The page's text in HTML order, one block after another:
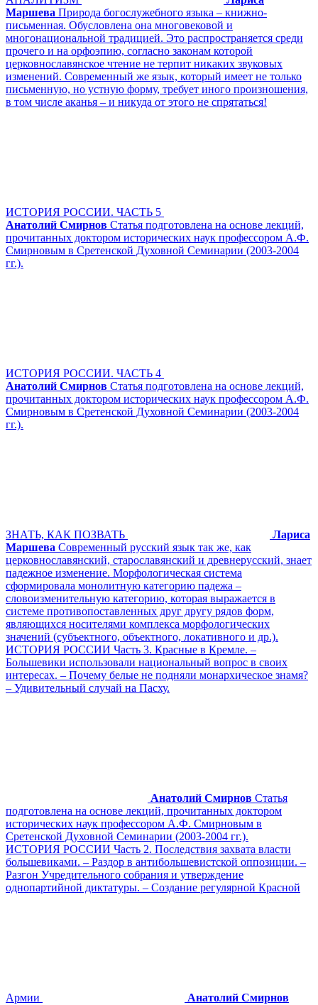
Маршева Природа богослужебного языка – книжно-
письменная. Обусловлена она многовековой и
многонациональной традицией. Это распространяется среди
прочего и на орфоэпию, согласно законам которой
церковнославянское чтение не терпит никаких звуковых
изменений. Современный же язык, который имеет не только
письменную, но устную форму, требует иного произношения,
в том числе аканья – и никуда от этого не спрятаться!
ИСТОРИЯ РОССИИ. ЧАСТЬ 5
Анатолий Смирнов Статья подготовлена на основе лекций,
прочитанных доктором исторических наук профессором А.Ф.
Смирновым в Сретенской Духовной Семинарии (2003-2004
гг.).
ИСТОРИЯ РОССИИ. ЧАСТЬ 4
Анатолий Смирнов Статья подготовлена на основе лекций,
прочитанных доктором исторических наук профессором А.Ф.
Смирновым в Сретенской Духовной Семинарии (2003-2004
гг.).
ЗНАТЬ, КАК ПОЗВАТЬ
Лариса
Маршева Современный русский язык так же, как
церковнославянский, старославянский и древнерусский, знает
падежное изменение. Морфологическая система
сформировала монолитную категорию падежа –
словоизменительную категорию, которая выражается в
системе противопоставленных друг другу рядов форм,
являющихся носителями комплекса морфологических
значений (субъектного, объектного, локативного и др.).
ИСТОРИЯ РОССИИ Часть 3. Красные в Кремле. –
Большевики использовали национальный вопрос в своих
интересах. – Почему белые не подняли монархическое знамя?
– Удивительный случай на Пасху.
Анатолий Смирнов Статья
подготовлена на основе лекций, прочитанных доктором
исторических наук профессором А.Ф. Смирновым в
Сретенской Духовной Семинарии (2003-2004 гг.).
ИСТОРИЯ РОССИИ Часть 2. Последствия захвата власти
большевиками. – Раздор в антибольшевистской оппозиции. –
Разгон Учредительного собрания и утверждение
однопартийной диктатуры. – Создание регулярной Красной
Армии
Анатолий Смирнов